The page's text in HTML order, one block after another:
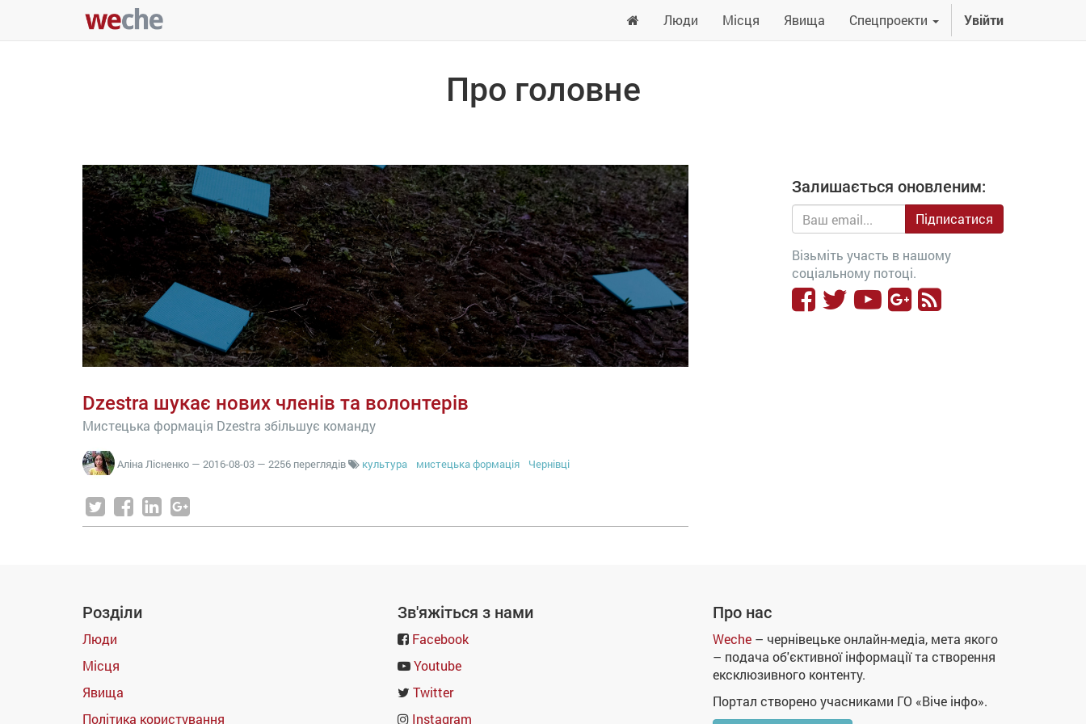
Люди Місця Явища Спецпроекти Увійти
Про головне
Dzеstra шукає нових членів та волонтерів
Мистецька формація Dzestra збільшує команду
Аліна Лісненко — 2016-08-03 — 2256 переглядів культура мистецька формація Чернівці
Залишається оновленим:
Підписатися
Візьміть участь в нашому
соціальному потоці.
Розділи
Люди
Місця
Явища
Політика користування
Зв'яжіться з нами
Facebook
Youtube
Twitter
Instagram
Про нас
Weche – чернівецьке онлайн-медіа, мета якого
– подача об'єктивної інформації та створення
ексклюзивного контенту.
Портал створено учасниками ГО «Віче інфо».